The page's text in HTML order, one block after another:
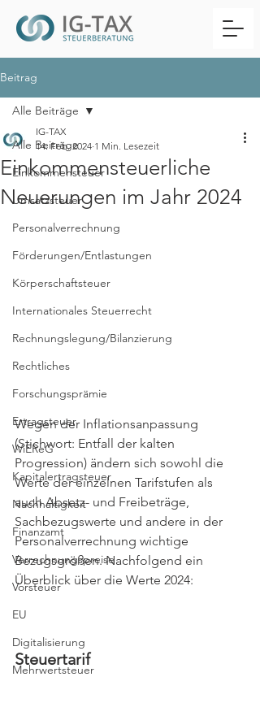
Beitrag
Alle Beiträge
Einkommensteuer
Umsatzsteuer
Personalverrechnung
Förderungen/Entlastungen
Körperschaftsteuer
Internationales Steuerrecht
Rechnungslegung/Bilanzierung
Rechtliches
Forschungsprämie
Ertragsteuer
WiEReG
Kapitalertragsteuer
Nachhaltigkeit
Finanzamt
Verrechnungspreise
Vorsteuer
EU
Digitalisierung
Mehrwertsteuer
Alle Beiträge
Einkommensteuerliche
Neuerungen im Jahr 2024
IG-TAX
14. Feb. 2024 1 Min. Lesezeit
Wegen der Inflationsanpassung
(Stichwort: Entfall der kalten
Progression) ändern sich sowohl die
Werte der einzelnen Tarifstufen als
auch Absetz- und Freibeträge,
Sachbezugswerte und andere in der
Personalverrechnung wichtige
Bezugsgrößen. Nachfolgend ein
Überblick über die Werte 2024:
Steuertarif